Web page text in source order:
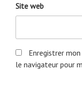
Site web
Enregistrer
le navigateur pour